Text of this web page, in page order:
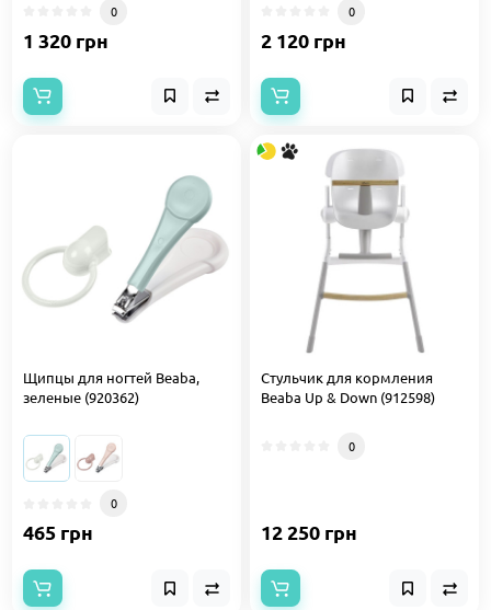
0
1 320 грн
0
2 120 грн
Щипцы для ногтей Beaba,
зеленые (920362)
0
465 грн
Стульчик для кормления
Beaba Up & Down (912598)
0
12 250 грн